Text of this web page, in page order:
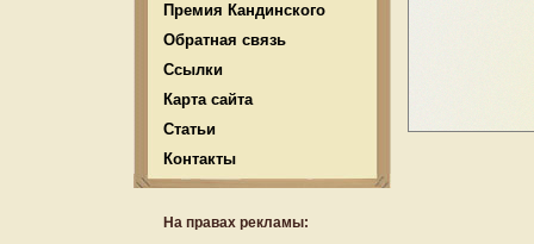
Премия Кандинского
Обратная связь
Ссылки
Карта сайта
Статьи
Контакты
На правах рекламы: